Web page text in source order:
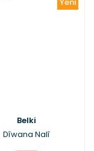
Belki
Dîwana Nalî